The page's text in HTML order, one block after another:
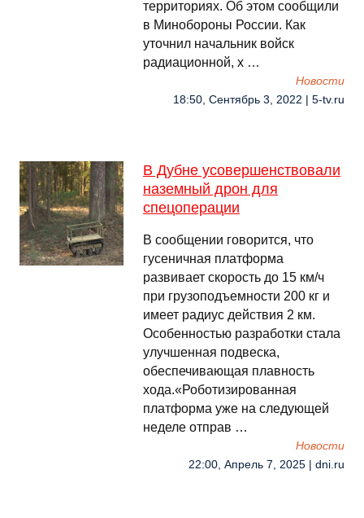
территориях. Об этом сообщили
в Минобороны России. Как
уточнил начальник войск
радиационной, х …
Новости
18:50, Сентябрь 3, 2022 | 5-tv.ru
В Дубне усовершенствовали
наземный дрон для
спецоперации
В сообщении говорится, что
гусеничная платформа
развивает скорость до 15 км/ч
при грузоподъемности 200 кг и
имеет радиус действия 2 км.
Особенностью разработки стала
улучшенная подвеска,
обеспечивающая плавность
хода.«Роботизированная
платформа уже на следующей
неделе отправ …
Новости
22:00, Апрель 7, 2025 | dni.ru